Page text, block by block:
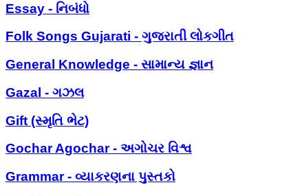
Essay - નિબંધો
Folk Songs Gujarati - ગુજરાતી લોકગીત
General Knowledge - સામાન્ય જ્ઞાન
Gazal - ગઝલ
Gift (સ્મૃતિ ભેટ)
Gochar Agochar - અગોચર વિશ્વ
Grammar - વ્યાકરણના પુસ્તકો